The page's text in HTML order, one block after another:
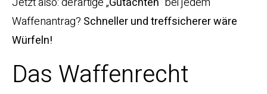
Waffenantrag? Schneller und treffsicherer wäre
Würfeln!
Das Waffenrecht